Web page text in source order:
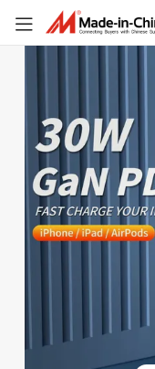
untuk Telepon
Pengisi Daya Cepat GaN